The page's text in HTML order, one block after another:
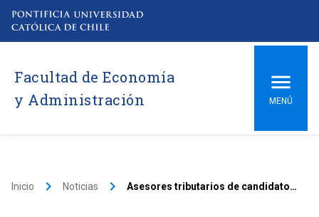
Facultad de Economía
y Administración
MENÚ
Inicio keyboard_arrow_right Noticias keyboard_arrow_right Asesores tributarios de candidatos presidenciales debaten en la Facultad de Economía y Administración